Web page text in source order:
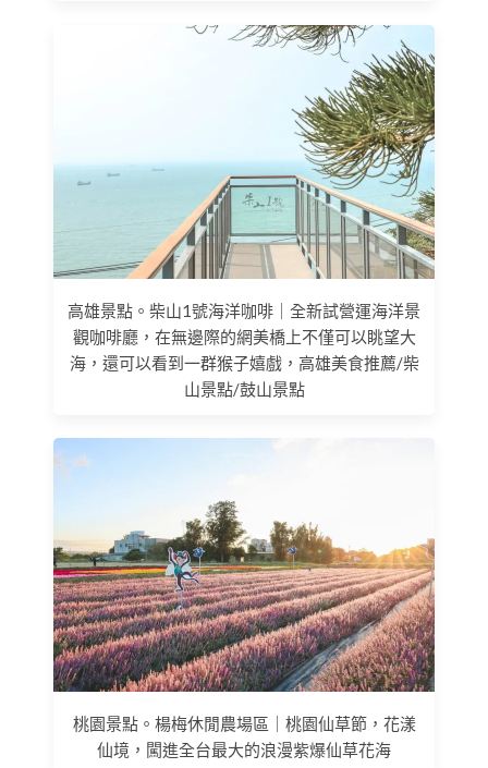
高雄景點。柴山1號海洋咖啡｜全新試營運海洋景
觀咖啡廳，在無邊際的網美橋上不僅可以眺望大
海，還可以看到一群猴子嬉戲，高雄美食推薦/柴
山景點/鼓山景點
桃園景點。楊梅休閒農場區｜桃園仙草節，花漾
仙境，闖進全台最大的浪漫紫爆仙草花海